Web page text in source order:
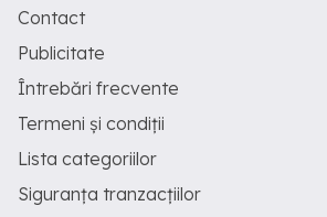
Contact
Publicitate
Întrebări frecvente
Termeni și condiții
Lista categoriilor
Siguranța tranzacțiilor